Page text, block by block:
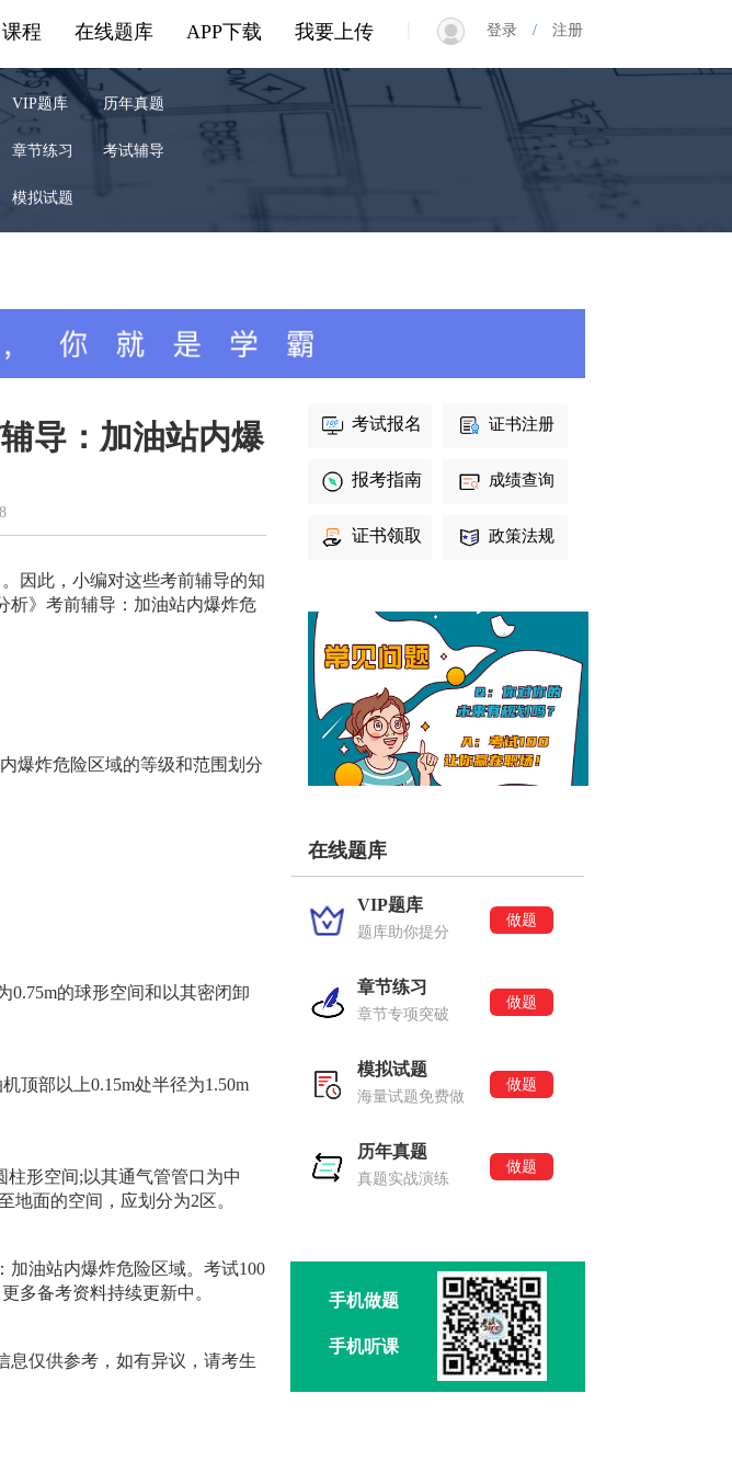
登录/ 注册
我要上传
APP下载
在线题库
课程
VIP题库
章节练习
模拟试题
历年真题
考试辅导
导：加油站内爆
因此，小编对这些考前辅导的知
析》考前辅导：加油站内爆炸危
爆炸危险区域的等级和范围划分
的球形空间和以其密闭卸
部以上0.15m处半径为1.50m
形空间;以其通气管管口为中
地面的空间，应划分为2区。
油站内爆炸危险区域。考试100
多备考资料持续更新中。
仅供参考，如有异议，请考生
考试报名
报考指南
证书领取
证书注册
成绩查询
政策法规
在线题库
VIP题库
题库助你提分
做题
章节练习
章节专项突破
做题
模拟试题
海量试题免费做
做题
历年真题
真题实战演练
做题
手机做题
手机听课